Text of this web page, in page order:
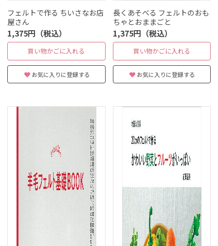
フェルトで作る ちいさなお店
屋さん
1,375円（税込）
買い物かごに入れる
お気に入りに登録する
長くあそべる フェルトのおも
ちゃとおままごと
1,375円（税込）
買い物かごに入れる
お気に入りに登録する